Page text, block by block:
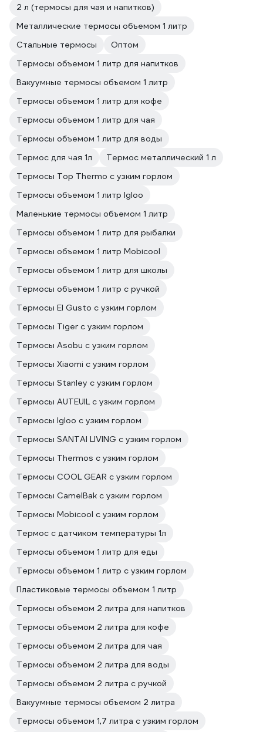
2 л (термосы для чая и напитков)
Металлические термосы объемом 1 литр
Стальные термосы
Оптом
Термосы объемом 1 литр для напитков
Вакуумные термосы объемом 1 литр
Термосы объемом 1 литр для кофе
Термосы объемом 1 литр для чая
Термосы объемом 1 литр для воды
Термос для чая 1л
Термос металлический 1 л
Термосы Top Thermo с узким горлом
Термосы объемом 1 литр Igloo
Маленькие термосы объемом 1 литр
Термосы объемом 1 литр для рыбалки
Термосы объемом 1 литр Mobicool
Термосы объемом 1 литр для школы
Термосы объемом 1 литр с ручкой
Термосы El Gusto с узким горлом
Термосы Tiger с узким горлом
Термосы Asobu с узким горлом
Термосы Xiaomi с узким горлом
Термосы Stanley с узким горлом
Термосы AUTEUIL с узким горлом
Термосы Igloo с узким горлом
Термосы SANTAI LIVING с узким горлом
Термосы Thermos с узким горлом
Термосы COOL GEAR с узким горлом
Термосы CamelBak с узким горлом
Термосы Mobicool с узким горлом
Термос с датчиком температуры 1л
Термосы объемом 1 литр для еды
Термосы объемом 1 литр с узким горлом
Пластиковые термосы объемом 1 литр
Термосы объемом 2 литра для напитков
Термосы объемом 2 литра для кофе
Термосы объемом 2 литра для чая
Термосы объемом 2 литра для воды
Термосы объемом 2 литра с ручкой
Вакуумные термосы объемом 2 литра
Термосы объемом 1,7 литра с узким горлом